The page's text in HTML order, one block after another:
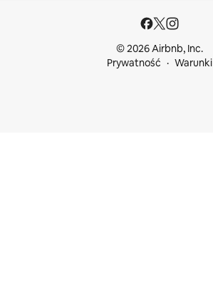
© 2026 Airbnb, Inc.
Prywatność
Warunki